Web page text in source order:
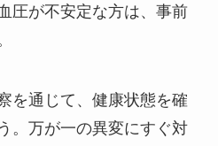
圧が不安定な方は、事前
を通じて、健康状態を確
。万が一の異変にすぐ対